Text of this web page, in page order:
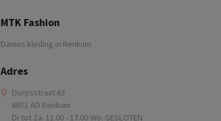
MTK Fashion
Dames kleding in Renkum
Adres
Dorpsstraat 63
6871 AD Renkum
Di tot Za. 11.00 - 17.00 Wo. GESLOTEN